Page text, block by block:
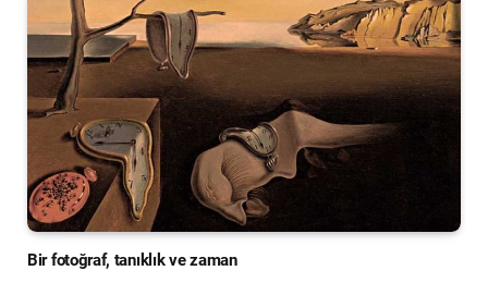
Bir fotoğraf, tanıklık ve zaman